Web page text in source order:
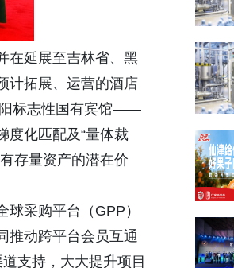
在延展至吉林省、黑
计拓展、运营的酒店
阳标志性国有宾馆——
度化匹配及“量体裁
存量资产的潜在价
采购平台（GPP）
推动跨平台会员互通
支持，大大提升项目